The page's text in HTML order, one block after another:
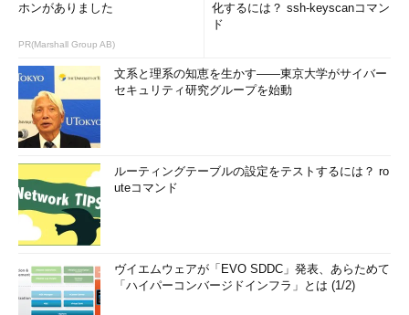
ホンがありました
PR(Marshall Group AB)
化するには？ ssh-keyscanコマン
ド
文系と理系の知恵を生かす――東京大学がサイバー
セキュリティ研究グループを始動
ルーティングテーブルの設定をテストするには？ ro
uteコマンド
ヴイエムウェアが「EVO SDDC」発表、あらためて
「ハイパーコンバージドインフラ」とは (1/2)